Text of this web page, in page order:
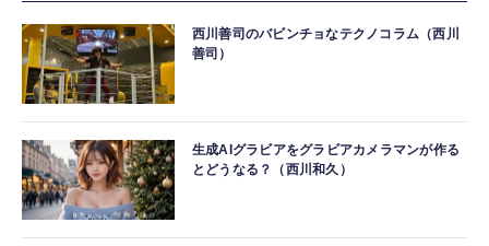
西川善司のバビンチョなテクノコラム（西川
善司）
生成AIグラビアをグラビアカメラマンが作る
とどうなる？（西川和久）